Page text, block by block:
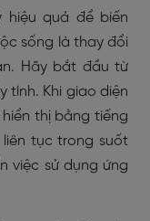
hiệu quả để biến
sống là thay đổi
Hãy bắt đầu từ
tính. Khi giao diện
thị bằng tiếng
tục trong suốt
việc sử dụng ứng